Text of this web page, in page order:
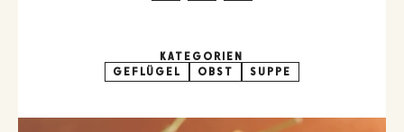
KATEGORIEN
GEFLÜGEL
OBST SUPPE